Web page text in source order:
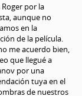
Roger por la
aunque no
en la
de la película.
me acuerdo bien,
que llegué a
por una
tuya en el
de nuestros